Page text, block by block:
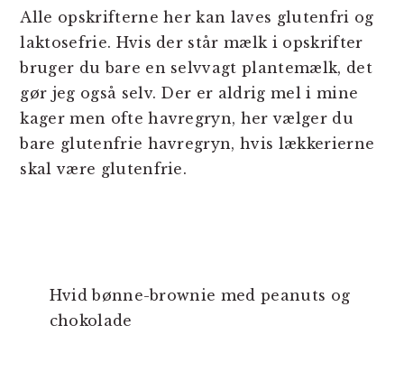
Alle opskrifterne her kan laves glutenfri og
laktosefrie. Hvis der står mælk i opskrifter
bruger du bare en selvvagt plantemælk, det
gør jeg også selv. Der er aldrig mel i mine
kager men ofte havregryn, her vælger du
bare glutenfrie havregryn, hvis lækkerierne
skal være glutenfrie.
Hvid bønne-brownie med peanuts og
chokolade